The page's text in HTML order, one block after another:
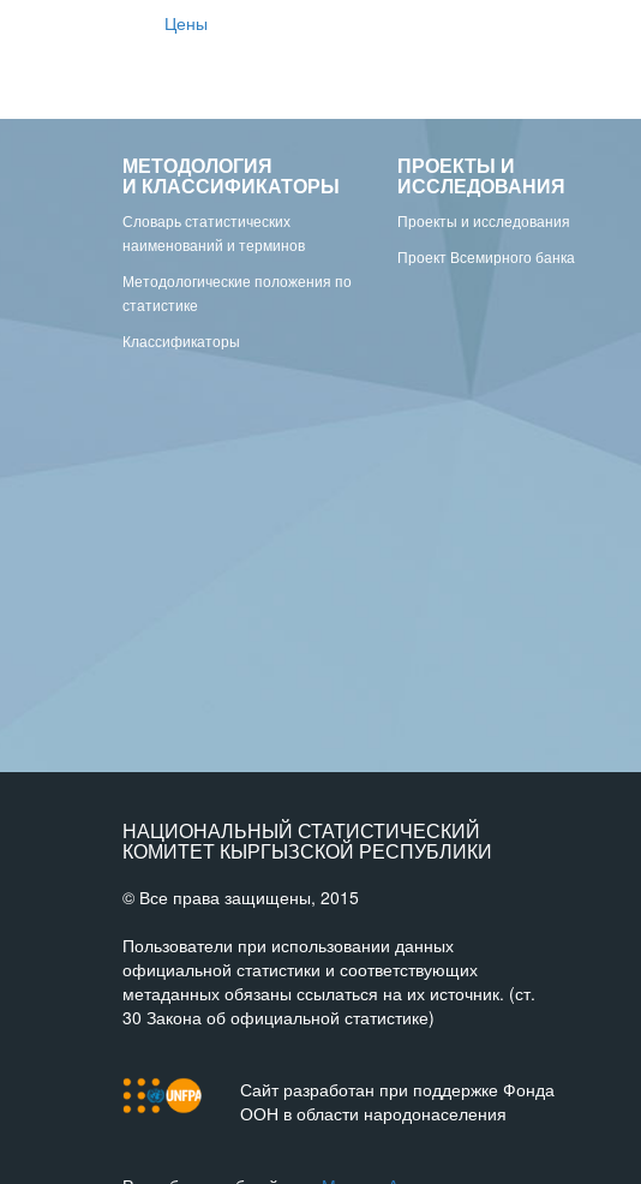
Цены
МЕТОДОЛОГИЯ
И КЛАССИФИКАТОРЫ
Словарь статистических
наименований и терминов
Методологические положения по
статистике
Классификаторы
ПРОЕКТЫ И
ИССЛЕДОВАНИЯ
Проекты и исследования
Проект Всемирного банка
НАЦИОНАЛЬНЫЙ СТАТИСТИЧЕСКИЙ
КОМИТЕТ КЫРГЫЗСКОЙ РЕСПУБЛИКИ
© Все права защищены, 2015
Пользователи при использовании данных
официальной статистики и соответствующих
метаданных обязаны ссылаться на их источник. (ст.
30 Закона об официальной статистике)
Сайт разработан при поддержке Фонда
ООН в области народонаселения